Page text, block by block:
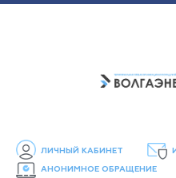
ЛИЧНЫЙ КАБИНЕТ
АНОНИМНОЕ ОБРАЩЕНИЕ